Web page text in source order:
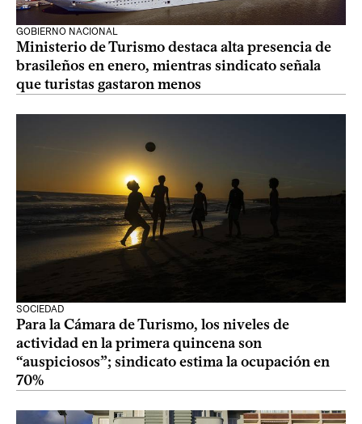
GOBIERNO NACIONAL
Ministerio de Turismo destaca alta presencia de
brasileños en enero, mientras sindicato señala
que turistas gastaron menos
SOCIEDAD
Para la Cámara de Turismo, los niveles de
actividad en la primera quincena son
“auspiciosos”; sindicato estima la ocupación en
70%